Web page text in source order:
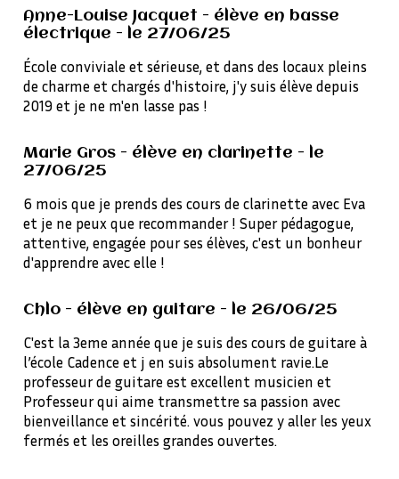
Anne-Louise Jacquet - élève en basse
électrique - le 27/06/25
École conviviale et sérieuse, et dans des locaux pleins
de charme et chargés d'histoire, j'y suis élève depuis
2019 et je ne m'en lasse pas !
Marie Gros - élève en clarinette - le
27/06/25
6 mois que je prends des cours de clarinette avec Eva
et je ne peux que recommander ! Super pédagogue,
attentive, engagée pour ses élèves, c'est un bonheur
d'apprendre avec elle !
Chlo - élève en guitare - le 26/06/25
C'est la 3eme année que je suis des cours de guitare à
l’école Cadence et j en suis absolument ravie.Le
professeur de guitare est excellent musicien et
Professeur qui aime transmettre sa passion avec
bienveillance et sincérité. vous pouvez y aller les yeux
fermés et les oreilles grandes ouvertes.